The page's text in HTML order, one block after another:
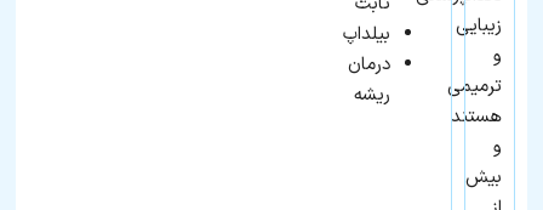
زیبایی
و
ترمیمی
هستند
و
بیش
بیلداپ
درمان
ریشه